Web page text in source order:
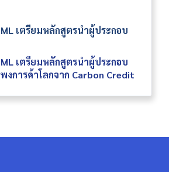
เตรียมหลักสูตรนำผู้ประกอบ
เตรียมหลักสูตรนำผู้ประกอบ
งการค้าโลกจาก Carbon Credit